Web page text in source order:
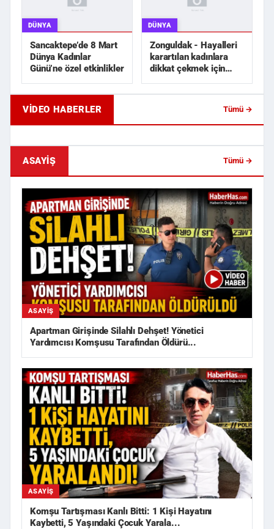
DÜNYA
Sancaktepe’de 8 Mart
Dünya Kadınlar
Günü’ne özel etkinlikler
DÜNYA
Zonguldak - Hayalleri
karartılan kadınlara
dikkat çekmek için
VIDEO HABERLER Tümü →
Apartman Girişinde Silahlı Dehşet!
Antalya'daki
ASAYIŞ Tümü →
ASAYIŞ
Apartman Girişinde Silahlı Dehşet! Yönetici
Yardımcısı Komşusu Tarafından Öldürü...
ASAYIŞ
Komşu Tartışması Kanlı Bitti: 1 Kişi Hayatını
Kaybetti, 5 Yaşındaki Çocuk Yarala...